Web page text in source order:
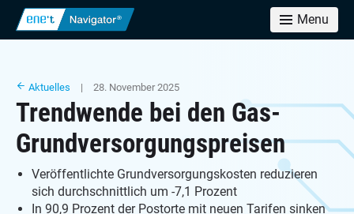
Menu
Aktuelles | 28. November 2025
Trendwende bei den Gas-
Grundversorgungspreisen
Veröffentlichte Grundversorgungskosten reduzieren
sich durchschnittlich um -7,1 Prozent
In 90,9 Prozent der Postorte mit neuen Tarifen sinken